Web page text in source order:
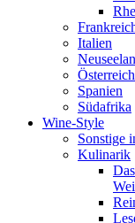
Italien
Österreich
Spanien
Südafrika
Wine-Style
Sonstige
Kulinarik